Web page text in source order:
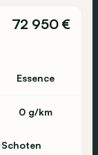
72 950 €
Essence
0 g/km
Schoten